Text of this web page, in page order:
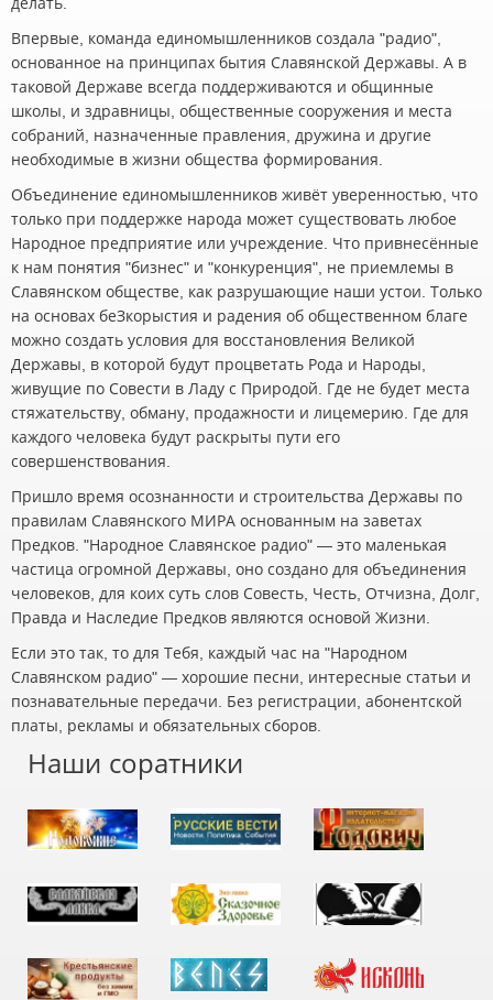
Впервые, команда единомышленников создала "радио",
основанное на принципах бытия Славянской Державы. А в
таковой Державе всегда поддерживаются и общинные
школы, и здравницы, общественные сооружения и места
собраний, назначенные правления, дружина и другие
необходимые в жизни общества формирования.
Объединение единомышленников живёт уверенностью, что
только при поддержке народа может существовать любое
Народное предприятие или учреждение. Что привнесённые
к нам понятия "бизнес" и "конкуренция", не приемлемы в
Славянском обществе, как разрушающие наши устои. Только
на основах беЗкорыстия и радения об общественном благе
можно создать условия для восстановления Великой
Державы, в которой будут процветать Рода и Народы,
живущие по Совести в Ладу с Природой. Где не будет места
стяжательству, обману, продажности и лицемерию. Где для
каждого человека будут раскрыты пути его
совершенствования.
Пришло время осознанности и строительства Державы по
правилам Славянского МИРА основанным на заветах
Предков. "Народное Славянское радио" — это маленькая
частица огромной Державы, оно создано для объединения
человеков, для коих суть слов Совесть, Честь, Отчизна, Долг,
Правда и Наследие Предков являются основой Жизни.
Если это так, то для Тебя, каждый час на "Народном
Славянском радио" — хорошие песни, интересные статьи и
познавательные передачи. Без регистрации, абонентской
платы, рекламы и обязательных сборов.
Наши соратники